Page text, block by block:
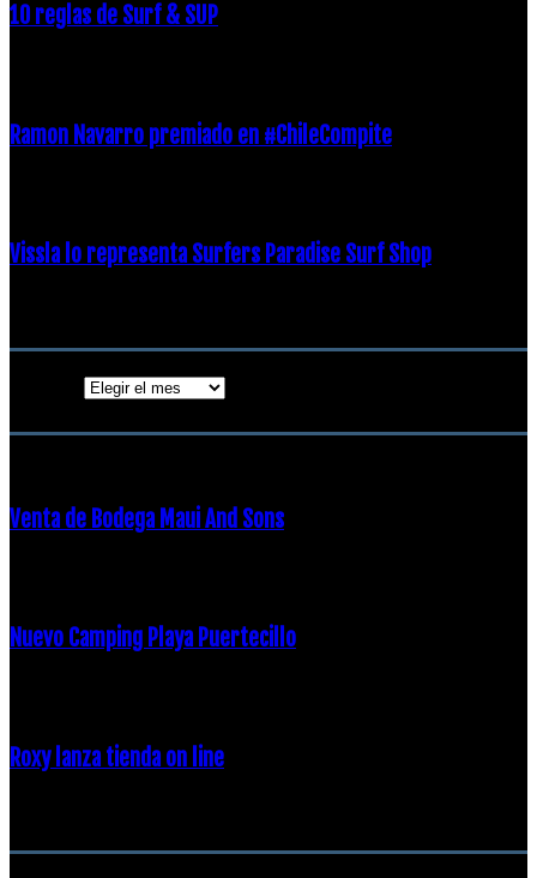
10 reglas de Surf & SUP
Ramon Navarro premiado en #ChileCompite
Vissla lo representa Surfers Paradise Surf Shop
Venta de Bodega Maui And Sons
Nuevo Camping Playa Puertecillo
Roxy lanza tienda on line